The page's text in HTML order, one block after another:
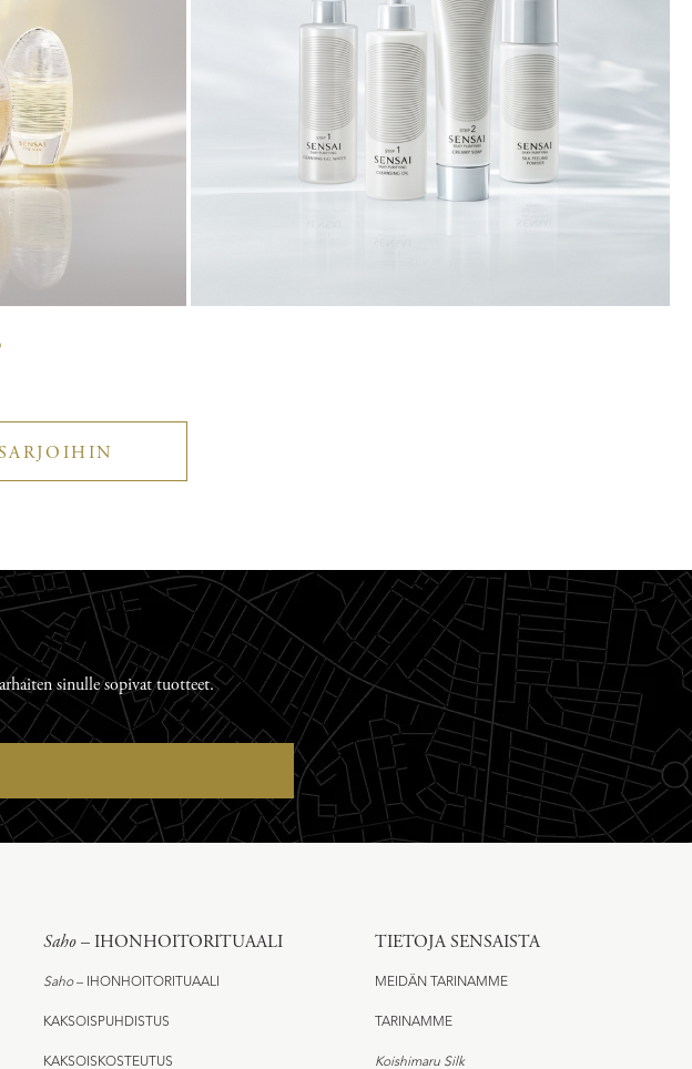
TUTUSTU
sinulle sopivat tuotteet.
Saho– IHONHOITORITUAALI
Saho– IHONHOITORITUAALI
KAKSOISPUHDISTUS
KAKSOISKOSTEUTUS
TIETOJA SENSAISTA
MEIDÄN TARINAMME
TARINAMME
Koishimaru Silk